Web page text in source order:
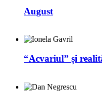
August
“Acvariul” și